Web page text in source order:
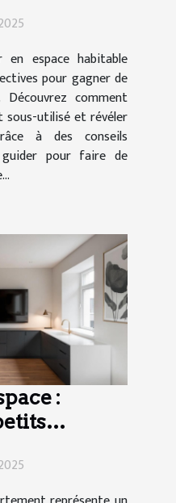
espace habitable
pour gagner de
comment
sous-utilisé et révéler
à des conseils
guider pour faire de
: